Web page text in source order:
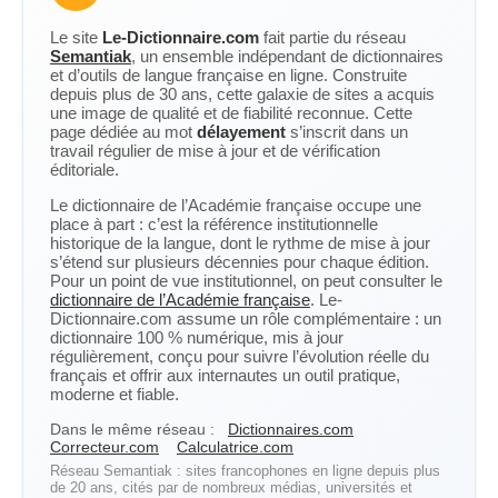
Le site Le-Dictionnaire.com fait partie du réseau
Semantiak, un ensemble indépendant de dictionnaires
et d’outils de langue française en ligne. Construite
depuis plus de 30 ans, cette galaxie de sites a acquis
une image de qualité et de fiabilité reconnue. Cette
page dédiée au mot délayement s’inscrit dans un
travail régulier de mise à jour et de vérification
éditoriale.
Le dictionnaire de l’Académie française occupe une
place à part : c’est la référence institutionnelle
historique de la langue, dont le rythme de mise à jour
s’étend sur plusieurs décennies pour chaque édition.
Pour un point de vue institutionnel, on peut consulter le
dictionnaire de l’Académie française. Le-
Dictionnaire.com assume un rôle complémentaire : un
dictionnaire 100 % numérique, mis à jour
régulièrement, conçu pour suivre l’évolution réelle du
français et offrir aux internautes un outil pratique,
moderne et fiable.
Dans le même réseau :
Dictionnaires.com
Correcteur.com
Calculatrice.com
Réseau Semantiak : sites francophones en ligne depuis plus
de 20 ans, cités par de nombreux médias, universités et